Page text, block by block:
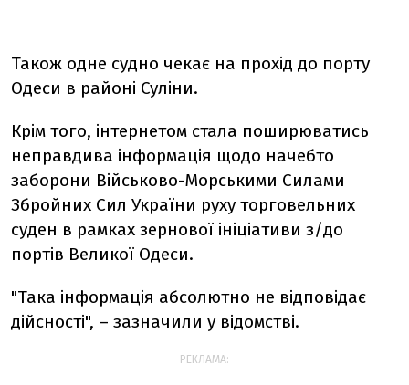
Також одне судно чекає на прохід до порту
Одеси в районі Суліни.
Крім того, інтернетом стала поширюватись
неправдива інформація щодо начебто
заборони Військово-Морськими Силами
Збройних Сил України руху торговельних
суден в рамках зернової ініціативи з/до
портів Великої Одеси.
"Така інформація абсолютно не відповідає
дійсності", – зазначили у відомстві.
РЕКЛАМА: